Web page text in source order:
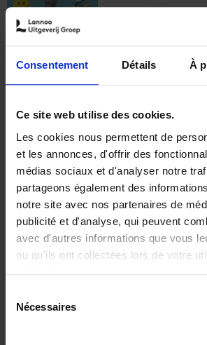
Consentement Détails À
Ce site web utilise des cookies.
Les cookies nous permettent de
et les annonces, d'offrir des
médias sociaux et d'analyser notre
partageons également des
notre site avec nos partenaires de
publicité et d'analyse, qui peuvent
avec d'autres informations que vous
ou qu'ils ont collectées lors de votre
Nécessaires
€37,50
Building
Business
Jochen Roef Jozefien
Couverture souple
2025
€29,99